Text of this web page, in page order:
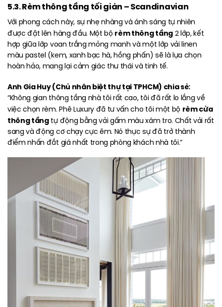
5.3. Rèm thông tầng tối giản – Scandinavian
Với phong cách này, sự nhẹ nhàng và ánh sáng tự nhiên
được đặt lên hàng đầu. Một bộ rèm thông tầng2 lớp, kết
hợp giữa lớp voan trắng mỏng manh và một lớp vải linen
màu pastel (kem, xanh bạc hà, hồng phấn) sẽ là lựa chọn
hoàn hảo, mang lại cảm giác thư thái và tinh tế.
Anh Gia Huy (Chủ nhân biệt thự tại TPHCM) chia sẻ:
“Không gian thông tầng nhà tôi rất cao, tôi đã rất lo lắng về
việc chọn rèm. Phê Luxury đã tư vấn cho tôi một bộ rèm cửa
thông tầngtự động bằng vải gấm màu xám tro. Chất vải rất
sang và động cơ chạy cực êm. Nó thực sự đã trở thành
điểm nhấn đắt giá nhất trong phòng khách nhà tôi.”